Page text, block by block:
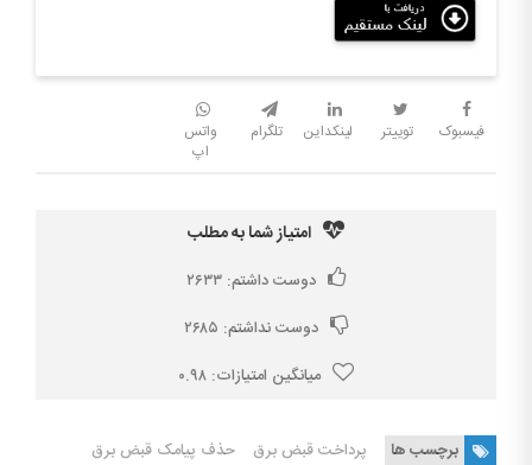
فیسبوک توییتر لینکداین تلگرام
واتس
اپ
امتیاز شما به مطلب
دوست داشتم: ۲۶۳۳
دوست نداشتم: ۲۶۸۵
میانگین امتیازات: ۰.۹۸
برچسب ها پرداخت قبض برق
حذف پیامک قبض برق